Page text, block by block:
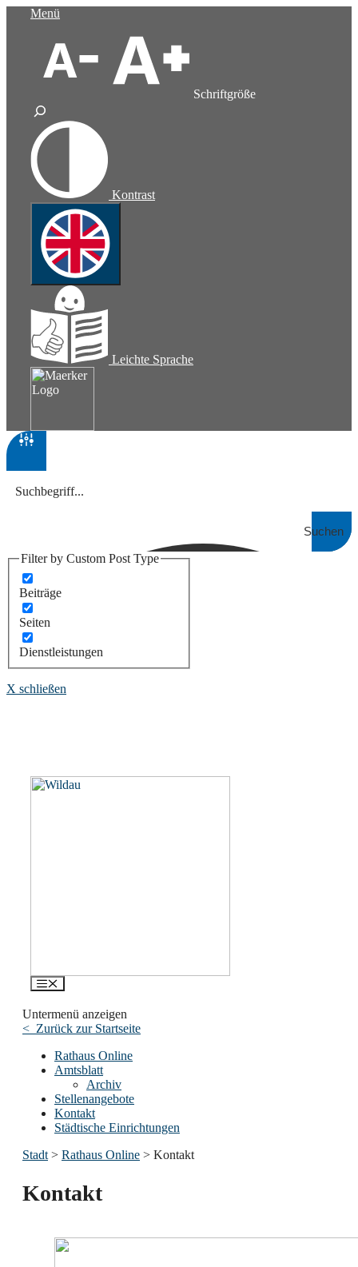
Menü
Schriftgröße
Kontrast
Leichte Sprache
Suchen
Filter by Custom Post Type
Beiträge
Seiten
Dienstleistungen
X schließen
Menü
Untermenü anzeigen
< Zurück zur Startseite
Rathaus Online
Amtsblatt
Archiv
Stellenangebote
Kontakt
Städtische Einrichtungen
Stadt > Rathaus Online > Kontakt
Kontakt